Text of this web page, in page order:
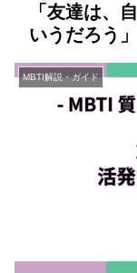
「友達は、
いうだろう
MBTI解説・ガイド